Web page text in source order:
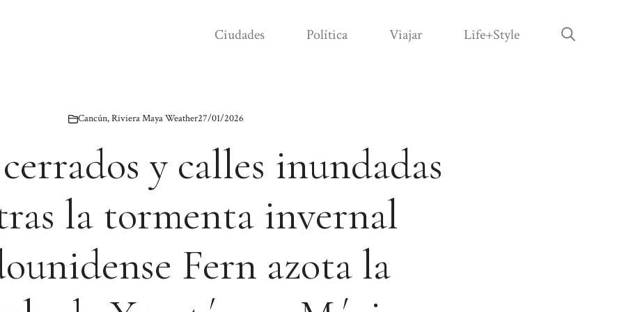
Ciudades Política Viajar Life+Style
Cancún,Riviera Maya Weather27/01/2026
y calles inundadas
la tormenta invernal
Fern azota la